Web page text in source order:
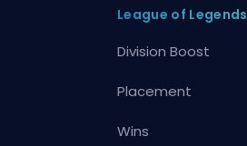
League of Legends
Division Boost
Placement
Wins